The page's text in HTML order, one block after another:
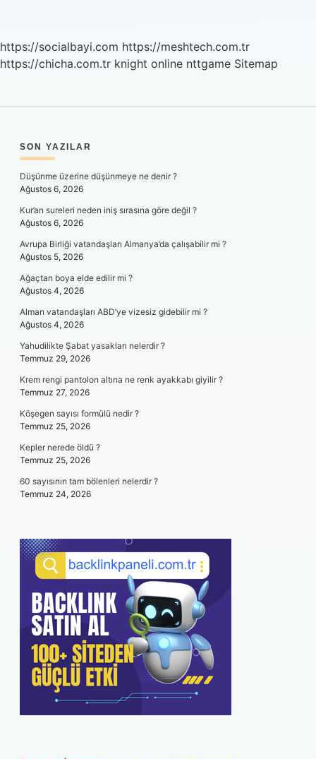
https://socialbayi.com https://meshtech.com.tr
https://chicha.com.tr knight online nttgame Sitemap
SIDEBAR
SON YAZILAR
Düşünme üzerine düşünmeye ne denir ?
Ağustos 6, 2026
Kur’an sureleri neden iniş sırasına göre değil ?
Ağustos 6, 2026
Avrupa Birliği vatandaşları Almanya’da çalışabilir mi ?
Ağustos 5, 2026
Ağaçtan boya elde edilir mi ?
Ağustos 4, 2026
Alman vatandaşları ABD’ye vizesiz gidebilir mi ?
Ağustos 4, 2026
Yahudilikte Şabat yasakları nelerdir ?
Temmuz 29, 2026
Krem rengi pantolon altına ne renk ayakkabı giyilir ?
Temmuz 27, 2026
Köşegen sayısı formülü nedir ?
Temmuz 25, 2026
Kepler nerede öldü ?
Temmuz 25, 2026
60 sayısının tam bölenleri nelerdir ?
Temmuz 24, 2026